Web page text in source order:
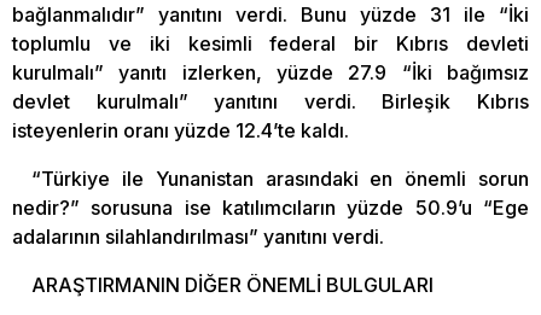
bağlanmalıdır” yanıtını verdi. Bunu yüzde 31 ile “İki
toplumlu ve iki kesimli federal bir Kıbrıs devleti
kurulmalı” yanıtı izlerken, yüzde 27.9 “İki bağımsız
devlet kurulmalı” yanıtını verdi. Birleşik Kıbrıs
isteyenlerin oranı yüzde 12.4’te kaldı.
“Türkiye ile Yunanistan arasındaki en önemli sorun
nedir?” sorusuna ise katılımcıların yüzde 50.9’u “Ege
adalarının silahlandırılması” yanıtını verdi.
ARAŞTIRMANIN DİĞER ÖNEMLİ BULGULARI